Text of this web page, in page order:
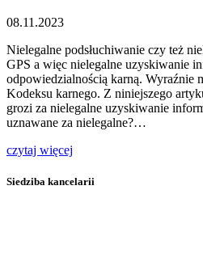
08.11.2023
Nielegalne podsłuchiwanie czy też
GPS a więc nielegalne uzyskiwanie
odpowiedzialnością karną. Wyraźnie
Kodeksu karnego. Z niniejszego
grozi za nielegalne uzyskiwanie
uznawane za nielegalne?…
czytaj więcej
Siedziba kancelarii